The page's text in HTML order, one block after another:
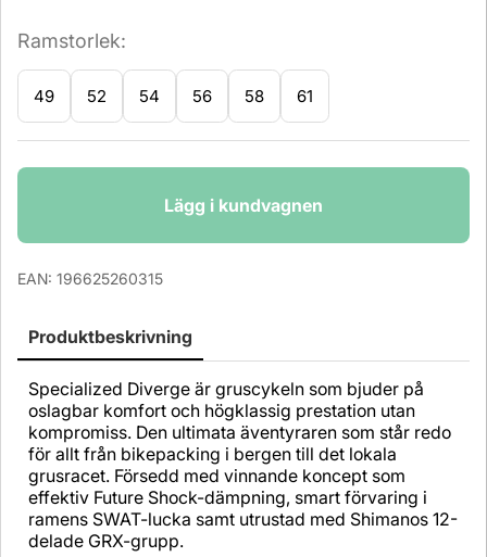
Ramstorlek:
49 52 54 56 58 61
Lägg i kundvagnen
EAN: 196625260315
Produktbeskrivning
Specialized Diverge är gruscykeln som bjuder på
oslagbar komfort och högklassig prestation utan
kompromiss. Den ultimata äventyraren som står redo
för allt från bikepacking i bergen till det lokala
grusracet. Försedd med vinnande koncept som
effektiv Future Shock-dämpning, smart förvaring i
ramens SWAT-lucka samt utrustad med Shimanos 12-
delade GRX-grupp.